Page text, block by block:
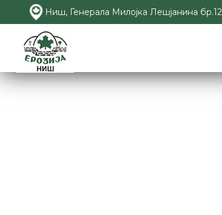
Ниш, Генерала Милојка Лешјанина бр.12